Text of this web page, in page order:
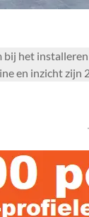
het
en inzicht